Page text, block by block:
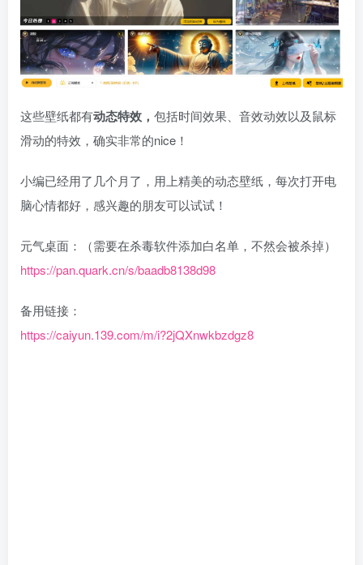
​这些壁纸都有动态特效， 包括时间效果、音效动效以及鼠标
滑动的特效，确实非常的nice！
小编已经用了几个月了，用上精美的动态壁纸，每次打开电
脑心情都好，感兴趣的朋友可以试试！
元气桌面：（需要在杀毒软件添加白名单，不然会被杀掉）
https://pan.quark.cn/s/baadb8138d98
备用链接：
https://caiyun.139.com/m/i?2jQXnwkbzdgz8